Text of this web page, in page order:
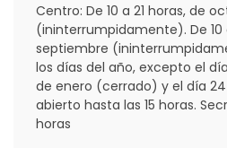
Centro: De 10 a 21 horas, de
(ininterrumpidamente). De 10
septiembre
los días del año, excepto el
de enero (cerrado) y el día
abierto hasta las 15 horas.
horas